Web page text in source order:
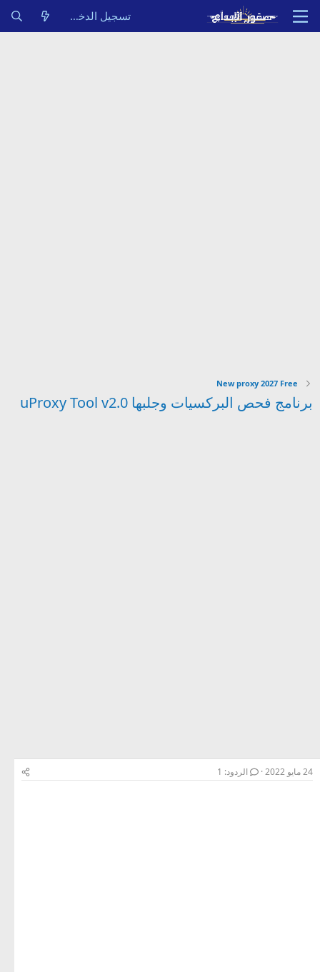
تسجيل الدخول
New proxy 2027 Free
برنامج فحص البركسيات وجلبها uProxy Tool v2.0
24 مايو 2022 الردود: 1